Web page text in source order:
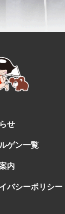
せ
ゲン一覧
内
バシーポリシー